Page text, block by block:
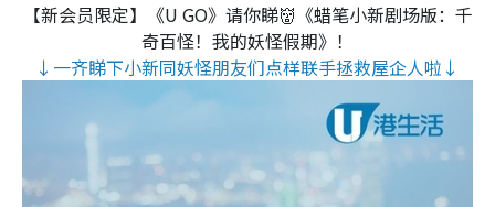
【新会员限定】《U GO》请你睇👹《蜡笔小新剧场版：千
奇百怪！我的妖怪假期》！
↓一齐睇下小新同妖怪朋友们点样联手拯救屋企人啦↓